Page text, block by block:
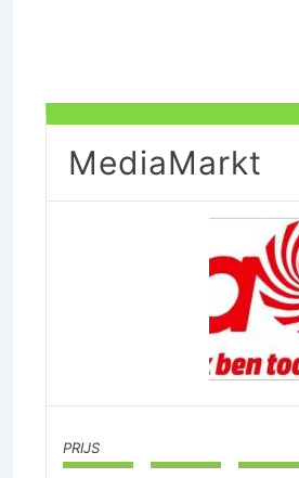
MediaMarkt
PRIJS